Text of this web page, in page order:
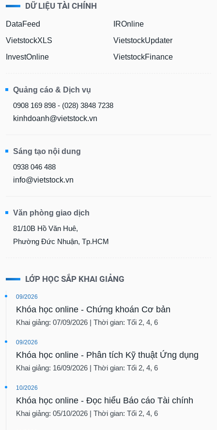
DỮ LIỆU TÀI CHÍNH
DataFeed
VietstockXLS
InvestOnline
IROnline
VietstockUpdater
VietstockFinance
Quảng cáo & Dịch vụ
0908 169 898 - (028) 3848 7238
kinhdoanh@vietstock.vn
Sáng tạo nội dung
0938 046 488
info@vietstock.vn
Văn phòng giao dịch
81/10B Hồ Văn Huê,
Phường Đức Nhuận, Tp.HCM
LỚP HỌC SẮP KHAI GIẢNG
09/2026
Khóa học online - Chứng khoán Cơ bản
Khai giảng: 07/09/2026 | Thời gian: Tối 2, 4, 6
09/2026
Khóa học online - Phân tích Kỹ thuật Ứng dụng
Khai giảng: 16/09/2026 | Thời gian: Tối 2, 4, 6
10/2026
Khóa học online - Đọc hiểu Báo cáo Tài chính
Khai giảng: 05/10/2026 | Thời gian: Tối 2, 4, 6